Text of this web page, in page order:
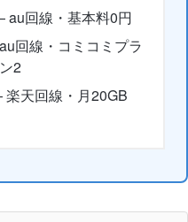
回線・基本料0円
回線・コミコミプラ
2
天回線・月20GB